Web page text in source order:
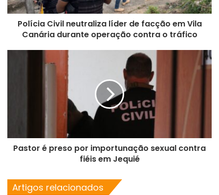
Polícia Civil neutraliza líder de facção em Vila
Canária durante operação contra o tráfico
Pastor é preso por importunação sexual contra
fiéis em Jequié
Artigos relacionados